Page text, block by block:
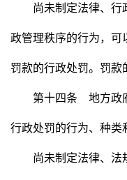
尚未制定法律、行
政管理秩序的行为，可
罚款的行政处罚。罚款
第十四条 地方政府
行政处罚的行为、种类
尚未制定法律、法